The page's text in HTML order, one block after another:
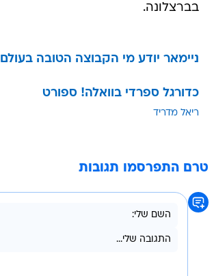
בברצלונה.
ניימאר יודע מי הקבוצה הטובה בעולם
כדורגל ספרדי בוואלה! ספורט
ריאל מדריד
טרם התפרסמו תגובות